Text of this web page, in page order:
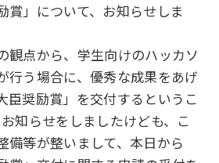
賞」について、お知らせしま
観点から、学生向けのハッカソ
行う場合に、優秀な成果をあげ
臣奨励賞」を交付するというこ
知らせをしましたけども、こ
備等が整いまして、本日から